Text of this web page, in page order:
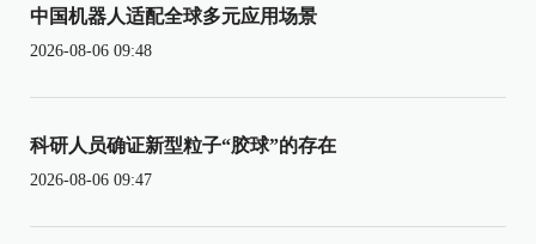
中国机器人适配全球多元应用场景
2026-08-06 09:48
科研人员确证新型粒子“胶球”的存在
2026-08-06 09:47